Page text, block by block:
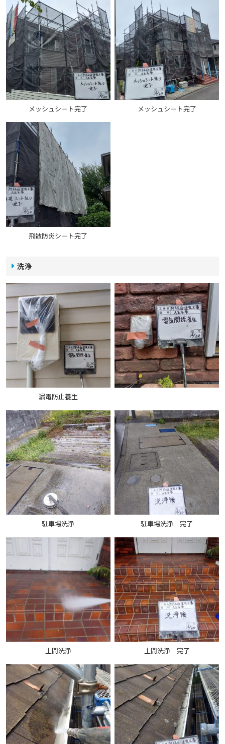
メッシュシート完了 メッシュシート完了
飛散防炎シート完了
洗浄
漏電防止養生
駐車場洗浄 駐車場洗浄 完了
土間洗浄 土間洗浄 完了